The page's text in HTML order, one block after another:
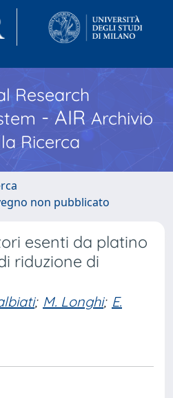
Research
- AIR Archivio
Ricerca
non pubblicato
esenti da platino
riduzione di
; M. Longhi; E.